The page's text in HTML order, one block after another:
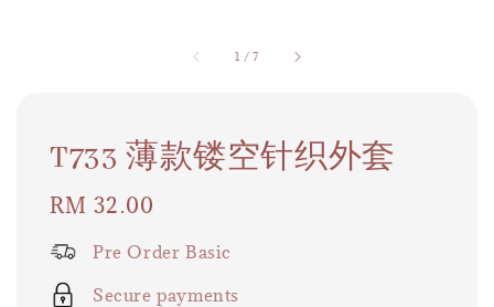
1 /7
T733 薄款镂空针织外套
Regular
RM 32.00
Pre Order Basic
Secure payments